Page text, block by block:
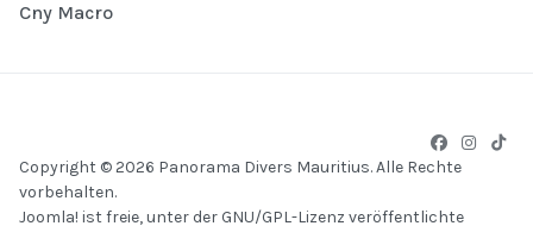
Cny Macro
Copyright © 2026 Panorama Divers Mauritius. Alle Rechte
vorbehalten.
Joomla! ist freie, unter der GNU/GPL-Lizenz veröffentlichte